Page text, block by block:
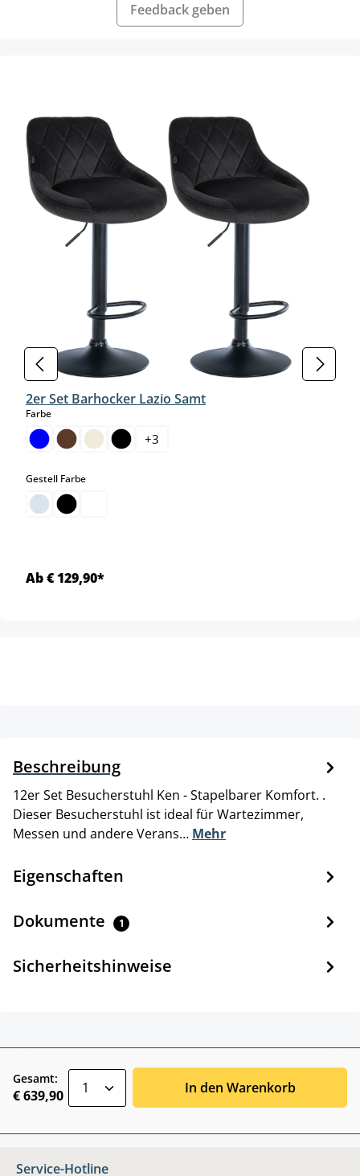
Feedback geben
2er Set Barhocker Lazio Samt
Farbeauswählen
+3
Gestell Farbeauswählen
Ab € 129,90*
Beschreibung
12er Set Besucherstuhl Ken - Stapelbarer Komfort. .
Dieser Besucherstuhl ist ideal für Wartezimmer,
Messen und andere Verans… Mehr
Eigenschaften
Dokumente 1
Sicherheitshinweise
Gesamt:
€ 639,90 In den Warenkorb
Service-Hotline